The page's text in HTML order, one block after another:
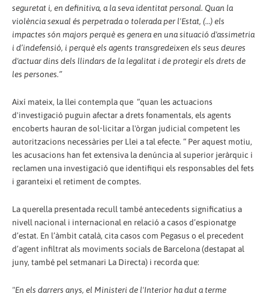
seguretat i, en definitiva, a la seva identitat personal. Quan la
violència sexual és perpetrada o tolerada per l'Estat, (…) els
impactes són majors perquè es genera en una situació d'assimetria
i d’indefensió, i perquè els agents transgredeixen els seus deures
d'actuar dins dels llindars de la legalitat i de protegir els drets de
les persones.”
Així mateix, la llei contempla que “quan les actuacions
d'investigació puguin afectar a drets fonamentals, els agents
encoberts hauran de sol•licitar a l'òrgan judicial competent les
autoritzacions necessàries per Llei a tal efecte. “ Per aquest motiu,
les acusacions han fet extensiva la denúncia al superior jeràrquic i
reclamen una investigació que identifiqui els responsables del fets
i garanteixi el retiment de comptes.
La querella presentada recull també antecedents significatius a
nivell nacional i internacional en relació a casos d’espionatge
d’estat. En l’àmbit català, cita casos com Pegasus o el precedent
d’agent infiltrat als moviments socials de Barcelona (destapat al
juny, també pel setmanari La Directa) i recorda que:
"En els darrers anys, el Ministeri de l'Interior ha dut a terme